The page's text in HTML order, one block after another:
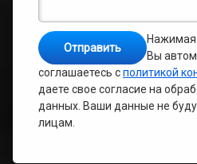
Нажимая
Вы
соглашаетесь сполитикой
даете свое согласие на
данных. Ваши данные не
лицам.